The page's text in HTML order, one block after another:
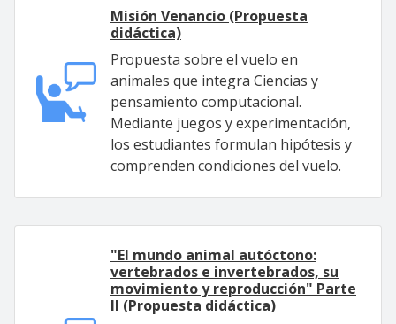
Misión Venancio (Propuesta
didáctica)
Propuesta sobre el vuelo en
animales que integra Ciencias y
pensamiento computacional.
Mediante juegos y experimentación,
los estudiantes formulan hipótesis y
comprenden condiciones del vuelo.
"El mundo animal autóctono:
vertebrados e invertebrados, su
movimiento y reproducción" Parte
II (Propuesta didáctica)